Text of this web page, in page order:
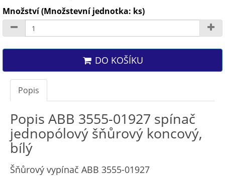
Množství (Množstevní jednotka: ks)
DO KOŠÍKU
Popis
Popis ABB 3555-01927 spínač
jednopólový šňůrový koncový,
bílý
Šňůrový vypínač ABB 3555-01927